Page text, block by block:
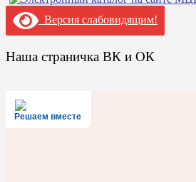
Версия слабовидящим!
Наша страничка ВК и ОК
Решаем вместе